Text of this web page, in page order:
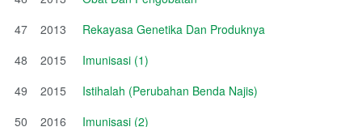
47
2013
Rekayasa Genetika Dan Produknya
48
2015
Imunisasi (1)
49
2015
Istihalah (Perubahan Benda Najis)
50
2016
Imunisasi (2)